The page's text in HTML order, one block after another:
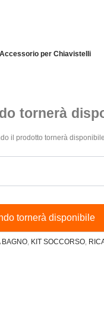
per Chiavistelli
tornerà
il prodotto tornerà
tornerà disponibile
BAGNO KIT SOCCORSO